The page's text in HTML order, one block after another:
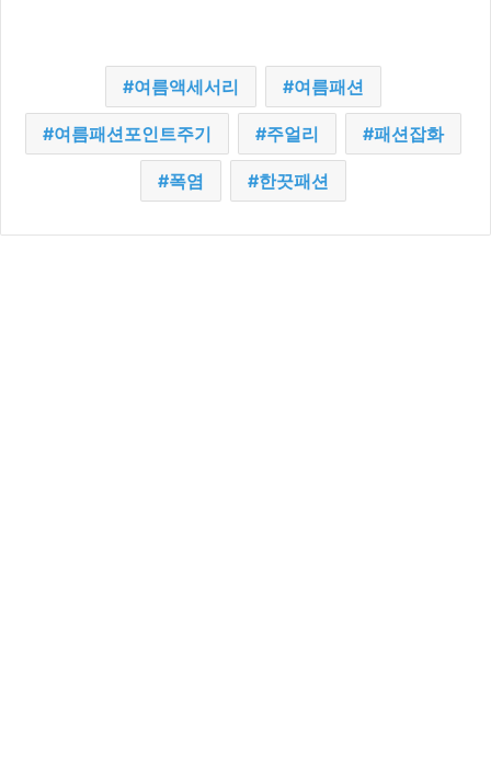
여름액세서리 여름패션
여름패션포인트주기 주얼리 패션잡화
폭염 한끗패션